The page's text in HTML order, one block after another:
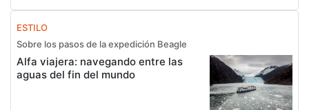
ESTILO
Sobre los pasos de la expedición Beagle
Alfa viajera: navegando entre las
aguas del fin del mundo